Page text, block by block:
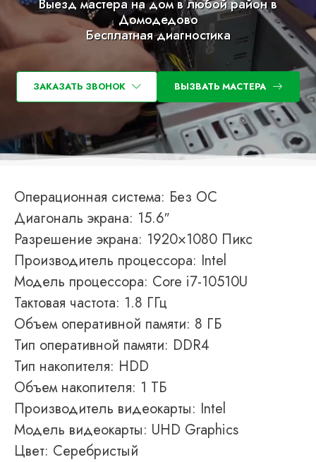
Выезд мастера на дом в любой район в
Домодедово
Бесплатная диагностика
ЗАКАЗАТЬ ЗВОНОК ВЫЗВАТЬ МАСТЕРА
Операционная система: Без ОС
Диагональ экрана: 15.6″
Разрешение экрана: 1920×1080 Пикс
Производитель процессора: Intel
Модель процессора: Core i7-10510U
Тактовая частота: 1.8 ГГц
Объем оперативной памяти: 8 ГБ
Тип оперативной памяти: DDR4
Тип накопителя: HDD
Объем накопителя: 1 ТБ
Производитель видеокарты: Intel
Модель видеокарты: UHD Graphics
Цвет: Серебристый